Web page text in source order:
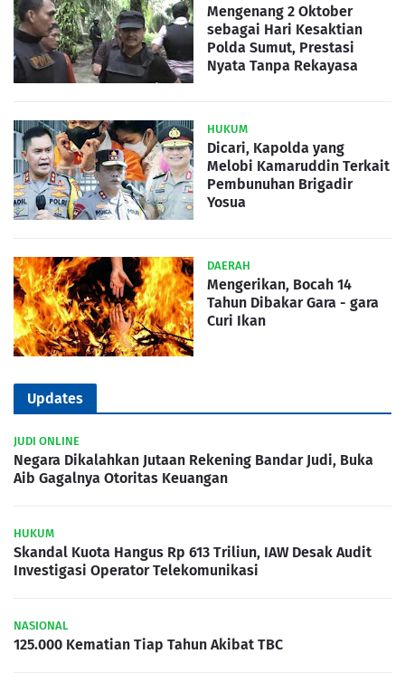
Mengenang 2 Oktober
sebagai Hari Kesaktian
Polda Sumut, Prestasi
Nyata Tanpa Rekayasa
HUKUM
Dicari, Kapolda yang
Melobi Kamaruddin Terkait
Pembunuhan Brigadir
Yosua
DAERAH
Mengerikan, Bocah 14
Tahun Dibakar Gara - gara
Curi Ikan
Updates
JUDI ONLINE
Negara Dikalahkan Jutaan Rekening Bandar Judi, Buka
Aib Gagalnya Otoritas Keuangan
HUKUM
Skandal Kuota Hangus Rp 613 Triliun, IAW Desak Audit
Investigasi Operator Telekomunikasi
NASIONAL
125.000 Kematian Tiap Tahun Akibat TBC